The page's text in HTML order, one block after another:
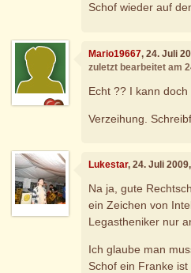
Schof wieder auf
Mario19667, 24. Juli
zuletzt bearbeitet am
Echt ?? I kann
Verzeihung.
Lukestar, 24. Juli
Na ja, gute
ein Zeichen von
Legastheniker nur
Ich glaube man
Schof ein Franke